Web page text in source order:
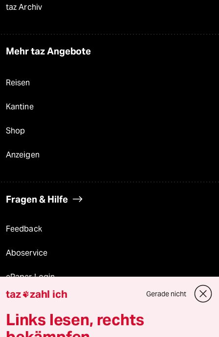
taz Archiv
Mehr taz Angebote
Reisen
Kantine
Shop
Anzeigen
Fragen & Hilfe
Feedback
Aboservice
ePaper Login
Downloads für Abonnierende
taz zahl ich Gerade nicht
Links lesen, rechts